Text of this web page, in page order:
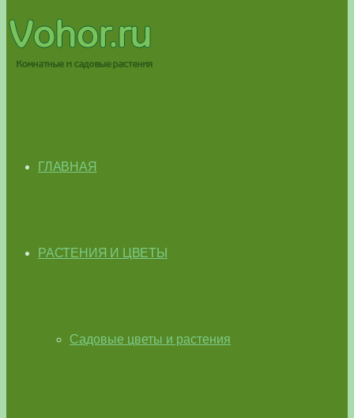
ГЛАВНАЯ
РАСТЕНИЯ И ЦВЕТЫ
Садовые цветы и растения